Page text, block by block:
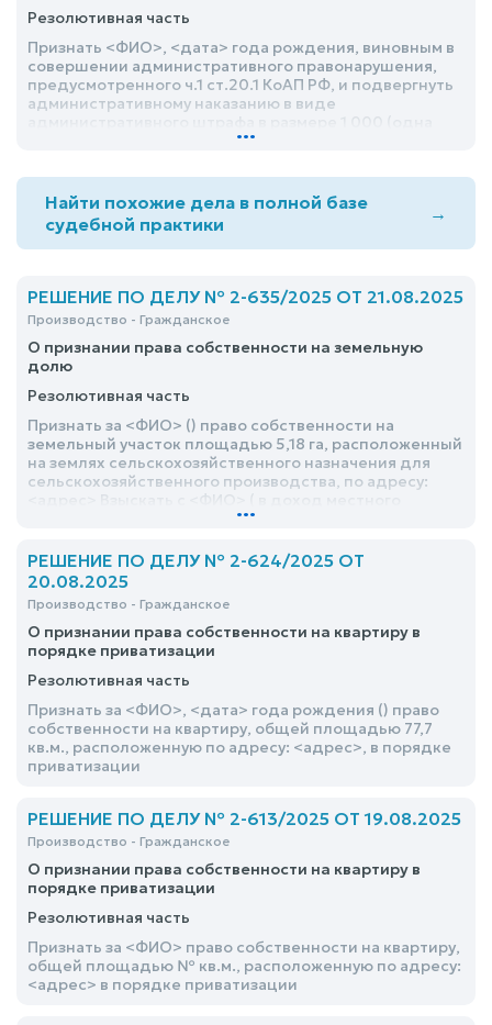
Резолютивная часть
Признать <ФИО>, <дата> года рождения, виновным в
совершении административного правонарушения,
предусмотренного ч.1 ст.20.1 КоАП РФ, и подвергнуть
административному наказанию в виде
...
Найти похожие дела в полной базе
судебной практики
→
РЕШЕНИЕ ПО ДЕЛУ № 2-635/2025 ОТ 21.08.2025
Производство - Гражданское
О признании права собственности на земельную
долю
Резолютивная часть
Признать за <ФИО> () право собственности на
земельный участок площадью 5,18 га, расположенный
на землях сельскохозяйственного назначения для
сельскохозяйственного производства, по адресу:
<адрес> Взыскать с <ФИО> ( в доход местного
бюджета государственную пошлину в размере 11 304
...
РЕШЕНИЕ ПО ДЕЛУ № 2-624/2025 ОТ
20.08.2025
Производство - Гражданское
О признании права собственности на квартиру в
порядке приватизации
Резолютивная часть
Признать за <ФИО>, <дата> года рождения () право
собственности на квартиру, общей площадью 77,7
кв.м., расположенную по адресу: <адрес>, в порядке
приватизации
РЕШЕНИЕ ПО ДЕЛУ № 2-613/2025 ОТ 19.08.2025
Производство - Гражданское
О признании права собственности на квартиру в
порядке приватизации
Резолютивная часть
Признать за <ФИО> право собственности на квартиру,
общей площадью № кв.м., расположенную по адресу:
<адрес> в порядке приватизации